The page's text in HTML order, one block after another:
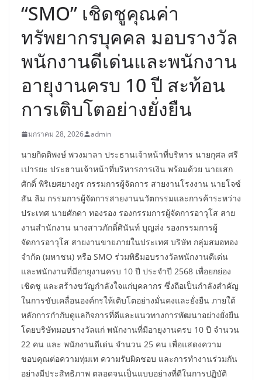
“SMO” เชิดชูคุณค่า
ทรัพยากรบุคคล มอบรางวัล
พนักงานดีเด่นและพนักงาน
อายุงานครบ 10 ปี สะท้อน
การเติบโตอย่างยั่งยืน
มกราคม 28, 2026 admin
นายกิตติพงษ์ พวงมาลา ประธานเจ้าหน้าที่บริหาร นายกุศล ศรี
เปารยะ ประธานเจ้าหน้าที่บริหารการเงิน พร้อมด้วย นายเสก
ศักดิ์ พิริเยศยางกูร กรรมการผู้จัดการ สายงานโรงงาน นายโจซ์
สัน ลิม กรรมการผู้จัดการสายงานนวัตกรรมและการค้าระหว่าง
ประเทศ นายศักดา ทองรอง รองกรรมการผู้จัดการอาวุโส สาย
งานสำนักงาน นางสาวภักดิ์ศินันท์ บุญส่ง รองกรรมการผู้
จัดการอาวุโส สายงานขายภายในประเทศ บริษัท กลุ่มสมอทอง
จำกัด (มหาชน) หรือ SMO ร่วมพิธีมอบรางวัลพนักงานดีเด่น
และพนักงานที่มีอายุงานครบ 10 ปี ประจำปี 2568 เพื่อยกย่อง
เชิดชู และสร้างขวัญกำลังใจแก่บุคลากร ซึ่งถือเป็นกำลังสำคัญ
ในการขับเคลื่อนองค์กรให้เติบโตอย่างมั่นคงและยั่งยืน ภายใต้
หลักการกำกับดูแลกิจการที่ดีและแนวทางการพัฒนาอย่างยั่งยืน
โดยบริษัทมอบรางวัลแก่ พนักงานที่มีอายุงานครบ 10 ปี จำนวน
22 คน และ พนักงานดีเด่น จำนวน 25 คน เพื่อแสดงความ
ขอบคุณต่อความทุ่มเท ความรับผิดชอบ และการทำงานร่วมกัน
อย่างมีประสิทธิภาพ ตลอดจนเป็นแบบอย่างที่ดีในการปฏิบัติ